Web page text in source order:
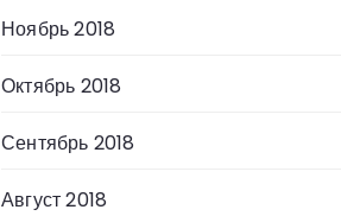
Ноябрь 2018
Октябрь 2018
Сентябрь 2018
Август 2018